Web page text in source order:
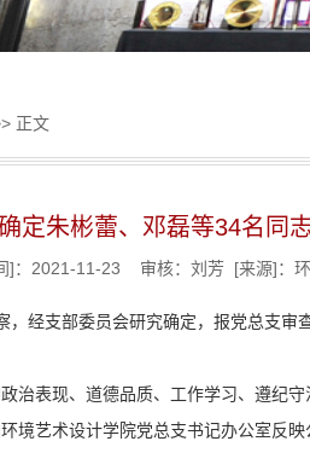
正文
定朱彬蕾、邓磊等34名同
]：2021-11-23 审核：刘芳 [来源]：
经支部委员会研究确定，报党总支
治表现、道德品质、工作学习、遵纪
境艺术设计学院党总支书记办公室反